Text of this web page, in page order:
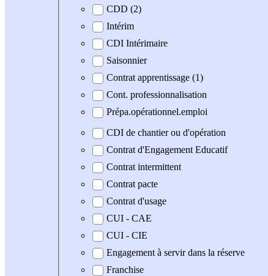
CDD (2)
Intérim
CDI Intérimaire
Saisonnier
Contrat apprentissage (1)
Cont. professionnalisation
Prépa.opérationnel.emploi
CDI de chantier ou d'opération
Contrat d'Engagement Educatif
Contrat intermittent
Contrat pacte
Contrat d'usage
CUI - CAE
CUI - CIE
Engagement à servir dans la réserve
Franchise